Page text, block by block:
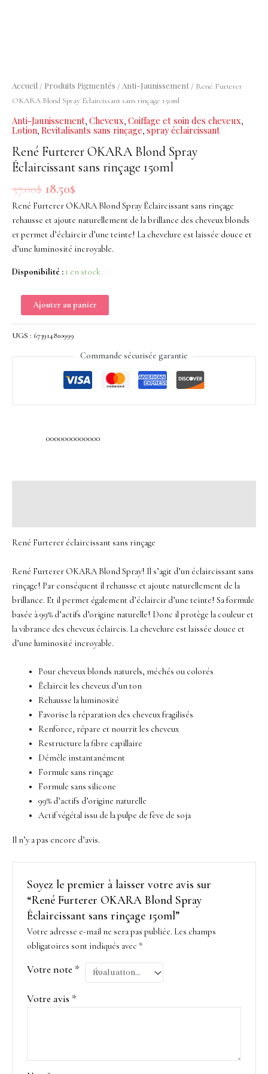
Accueil / Produits Pigmentés / Anti-Jaunissement/ René Furterer
OKARA Blond Spray Éclaircissant sans rinçage 150ml
Anti-Jaunissement, Cheveux, Coiffage et soin des cheveux,
Lotion, Revitalisants sans rinçage, spray éclaircissant
René Furterer OKARA Blond Spray
Éclaircissant sans rinçage 150ml
37.00$ 18.50$
René Furterer OKARA Blond Spray Éclaircissant sans rinçage
rehausse et ajoute naturellement de la brillance des cheveux blonds
et permet d’éclaircir d’une teinte! La chevelure est laissée douce et
d’une luminosité incroyable.
Disponibilité : 1 en stock
Ajouter au panier
UGS : 673914810999
Commande sécurisée garantie
0000000000000
René Furterer éclaircissant sans rinçage
René Furterer OKARA Blond Spray! Il s’agit d’un éclaircissant sans
rinçage! Par conséquent il rehausse et ajoute naturellement de la
brillance. Et il permet également d’éclaircir d’une teinte! Sa formule
basée à 99% d’actifs d’origine naturelle! Donc il protège la couleur et
la vibrance des cheveux éclaircis. La chevelure est laissée douce et
d’une luminosité incroyable.
Pour cheveux blonds naturels, méchés ou colorés
Éclaircit les cheveux d’un ton
Rehausse la luminosité
Favorise la réparation des cheveux fragilisés
Renforce, répare et nourrit les cheveux
Restructure la fibre capillaire
Démêle instantanément
Formule sans rinçage
Formule sans silicone
99% d’actifs d’origine naturelle
Actif végétal issu de la pulpe de fève de soja
Il n’y a pas encore d’avis.
Soyez le premier à laisser votre avis sur
“René Furterer OKARA Blond Spray
Éclaircissant sans rinçage 150ml”
Votre adresse e-mail ne sera pas publiée. Les champs
obligatoires sont indiqués avec *
Votre note *
Votre avis *